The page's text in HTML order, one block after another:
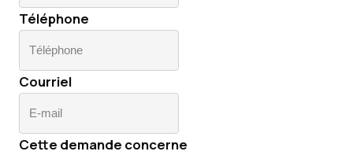
Téléphone
Courriel
Cette demande concerne